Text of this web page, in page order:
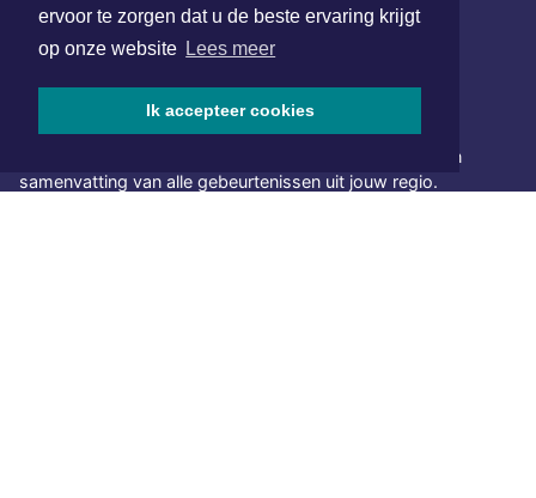
ervoor te zorgen dat u de beste ervaring krijgt
op onze website Lees meer
Ik accepteer cookies
SOCIAL MEDIA
NIEUWSBRIEF AANMELDEN
Schrijf je in voor onze nieuwsbrief en krijg wekelijks een
samenvatting van alle gebeurtenissen uit jouw regio.